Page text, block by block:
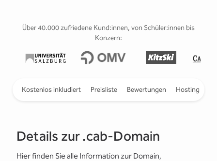
Über 40.000 zufriedene Kund:innen, von Schüler:innen bis
Konzern:
Kostenlos inkludiert Preisliste Bewertungen Hosting
Details zur .cab-Domain
Hier finden Sie alle Information zur Domain,